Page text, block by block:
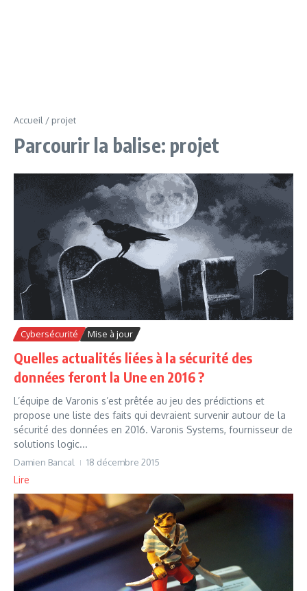
Accueil / projet
Parcourir la balise: projet
Cybersécurité Mise à jour
Quelles actualités liées à la sécurité des
données feront la Une en 2016 ?
L’équipe de Varonis s’est prêtée au jeu des prédictions et
propose une liste des faits qui devraient survenir autour de la
sécurité des données en 2016. Varonis Systems, fournisseur de
solutions logic...
Damien Bancal 18 décembre 2015
Lire